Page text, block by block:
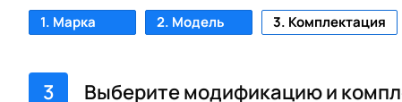
1. Марка 2. Модель 3. Комплектация
3 Выберите модификацию и